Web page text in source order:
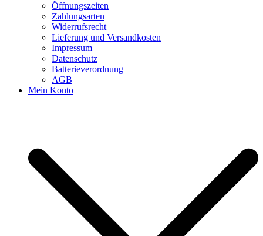
Öffnungszeiten
Zahlungsarten
Widerrufsrecht
Lieferung und Versandkosten
Impressum
Datenschutz
Batterieverordnung
AGB
Mein Konto